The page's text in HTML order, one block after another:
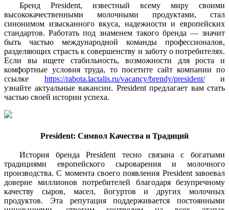
Бренд President, известный всему миру своими
высококачественными молочными продуктами, стал
синонимом изысканного вкуса, надежности и европейских
стандартов. Работать под знаменем такого бренда — значит
быть частью международной команды профессионалов,
разделяющих страсть к совершенству и заботу о потребителях.
Если вы ищете стабильность, возможности для роста и
комфортные условия труда, то посетите сайт компании по
ссылке https://rabota.lactalis.ru/vacancy/brendy/president/и
узнайте актуальные вакансии. President предлагает вам стать
частью своей истории успеха.
President: Символ Качества и Традиций
История бренда President тесно связана с богатыми
традициями европейского сыроварения и молочного
производства. С момента своего появления President завоевал
доверие миллионов потребителей благодаря безупречному
качеству сыров, масел, йогуртов и других молочных
продуктов. Эта репутация поддерживается постоянными